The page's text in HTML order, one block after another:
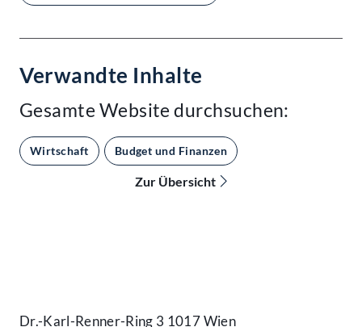
Verwandte Inhalte
Gesamte Website durchsuchen:
Wirtschaft Budget und Finanzen
Zur Übersicht
Dr.-Karl-Renner-Ring 3 1017 Wien